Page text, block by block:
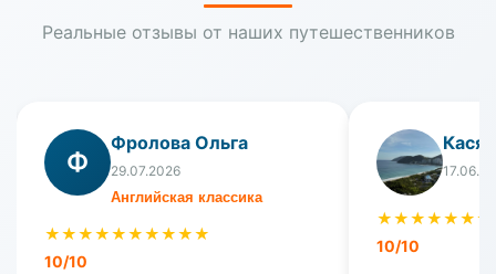
Реальные отзывы от наших путешественников
Ф
Фролова Ольга
29.07.2026
Английская классика
★★★★★★★★★★
10/10
Кася
★★★★★★★
10/10